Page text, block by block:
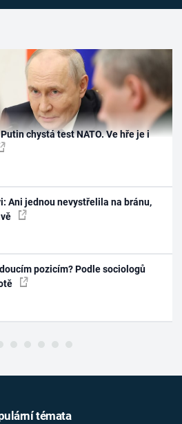
chystá test NATO. Ve hře je i
Ani jednou nevystřelila na bránu,
pozicím? Podle sociologů
témata